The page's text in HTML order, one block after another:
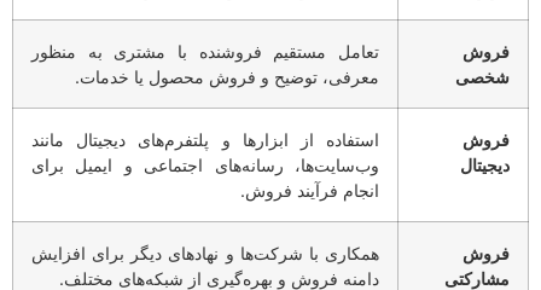
فروش
شخصی
تعامل مستقیم فروشنده با مشتری به منظور
معرفی، توضیح و فروش محصول یا خدمات.
فروش
دیجیتال
استفاده از ابزارها و پلتفرم‌های دیجیتال مانند
وب‌سایت‌ها، رسانه‌های اجتماعی و ایمیل برای
انجام فرآیند فروش.
فروش
مشارکتی
همکاری با شرکت‌ها و نهادهای دیگر برای افزایش
دامنه فروش و بهره‌گیری از شبکه‌های مختلف.